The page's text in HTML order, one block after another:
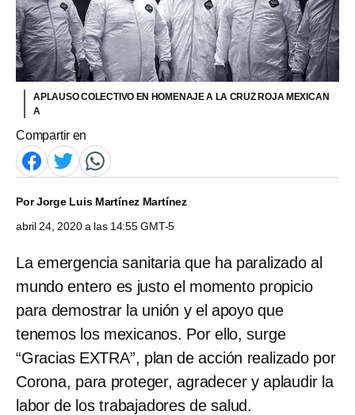
APLAUSO COLECTIVO EN HOMENAJE A LA CRUZ ROJA MEXICAN
A
Compartir en
PorJorge Luis Martínez Martínez
abril 24, 2020 a las 14:55 GMT-5
La emergencia sanitaria que ha paralizado al
mundo entero es justo el momento propicio
para demostrar la unión y el apoyo que
tenemos los mexicanos. Por ello, surge
“Gracias EXTRA”, plan de acción realizado por
Corona, para proteger, agradecer y aplaudir la
labor de los trabajadores de salud.